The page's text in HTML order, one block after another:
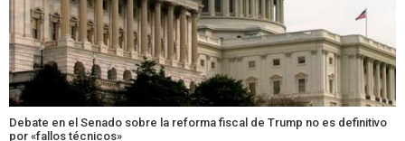
Debate en el Senado sobre la reforma fiscal de Trump no es definitivo
por «fallos técnicos»